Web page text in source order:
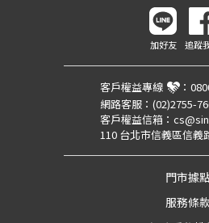
加好友 追蹤
客戶權益專線 ：
網路客服： (02)2755-
客戶權益信箱：
110 台北市信義區信義
門市據
服務條